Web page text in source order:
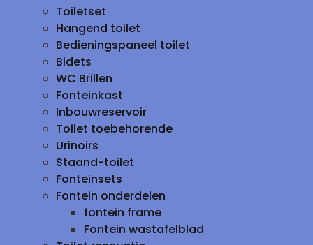
Toiletset
Hangend toilet
Bedieningspaneel toilet
Bidets
WC Brillen
Fonteinkast
Inbouwreservoir
Toilet toebehorende
Urinoirs
Staand-toilet
Fonteinsets
Fontein onderdelen
fontein frame
Fontein wastafelblad